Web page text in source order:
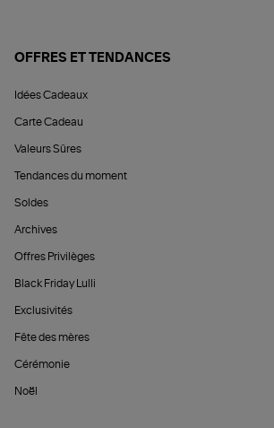
OFFRES ET TENDANCES
Idées Cadeaux
Carte Cadeau
Valeurs Sûres
Tendances du moment
Soldes
Archives
Offres Privilèges
Black Friday Lulli
Exclusivités
Fête des mères
Cérémonie
Noël